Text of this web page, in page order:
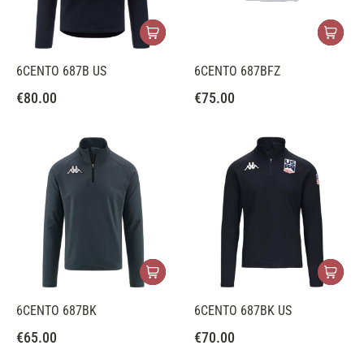
6CENTO 687B US
€80.00
6CENTO 687BFZ
€75.00
6CENTO 687BK
€65.00
6CENTO 687BK US
€70.00